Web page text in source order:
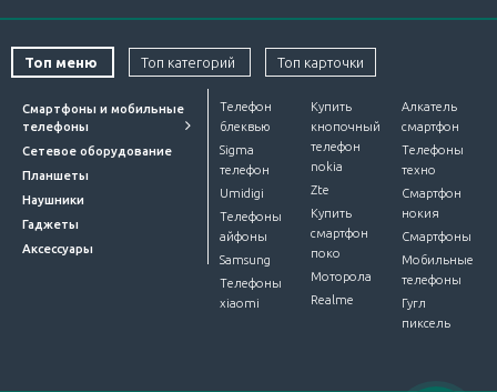
Топ меню Топ категорий Топ карточки
Смартфоны и мобильные
телефоны
Сетевое оборудование
Планшеты
Наушники
Гаджеты
Аксессуары
Телефон
блеквью
Sigma
телефон
Umidigi
Телефоны
айфоны
Samsung
Телефоны
xiaomi
Купить
кнопочный
телефон
nokia
Zte
Купить
смартфон
поко
Моторола
Realme
Алкатель
смартфон
Телефоны
техно
Смартфон
нокия
Смартфоны
Мобильные
телефоны
Гугл
пиксель